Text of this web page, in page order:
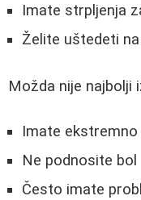
Imate strpljenja
Želite uštedeti
Možda nije najbolji
Imate
Ne podnosite bol
Često imate